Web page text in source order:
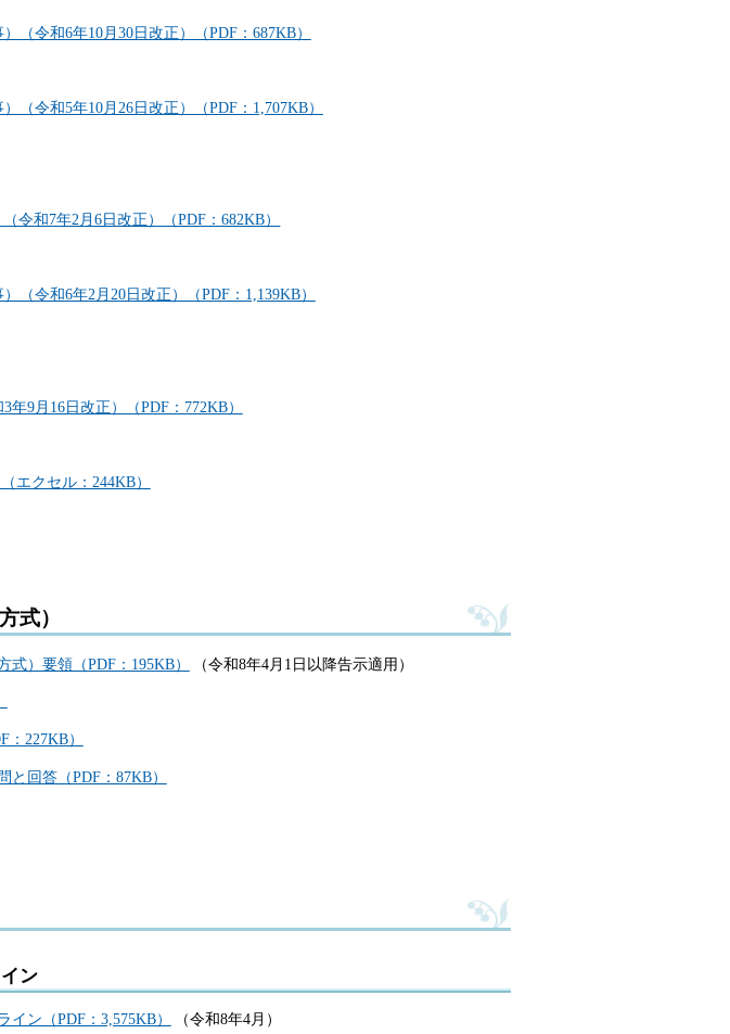
（令和6年10月30日改正）（PDF：687KB）
（令和5年10月26日改正）（PDF：1,707KB）
令和7年2月6日改正）（PDF：682KB）
（令和6年2月20日改正）（PDF：1,139KB）
9月16日改正）（PDF：772KB）
エクセル：244KB）
式）
）要領（PDF：195KB） （令和8年4月1日以降告示適用）
227KB）
回答（PDF：87KB）
ン
ン（PDF：3,575KB） （令和8年4月）